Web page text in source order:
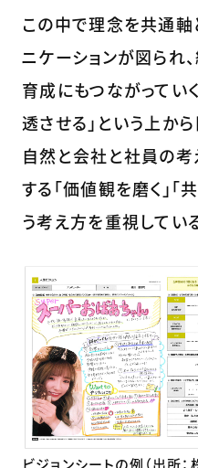
この中で理念を共通軸
ニケーションが図られ
育成にもつながってい
透させる」という上から
自然と会社と社員の
する「価値観を磨く」「
う考え方を重視してい
ビジョンシートの例（出所